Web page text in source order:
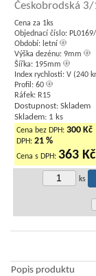
Českobrodská
Cena za 1ks
Objednací číslo:
Období: letní
Výška dezénu: 9mm
Šířka: 195mm
Index rychlosti: V (240
Profil: 60
Ráfek: R15
Dostupnost: Skladem
Skladem: 1 ks
Cena bez DPH: 300 Kč
DPH: 21 %
Cena s DPH: 363 Kč
ks
Popis produktu